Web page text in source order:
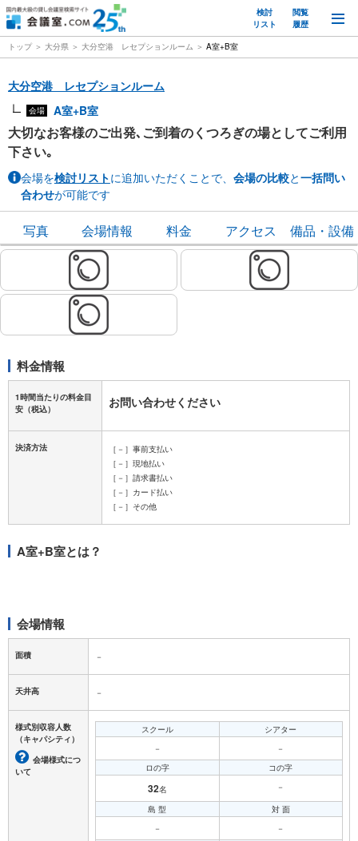
検討
リスト
閲覧
履歴
トップ 大分県 大分空港 レセプションルーム A室+B室
大分空港 レセプションルーム
会場 A室+B室
大切なお客様のご出発､ご到着のくつろぎの場としてご利用
下さい｡
会場を検討リストに追加いただくことで、 会場の比較と一括問い
合わせが可能です
写真 会場情報 料金 アクセス 備品・設備
料金情報
1時間当たりの料金目
安 （税込） お問い合わせください
決済方法
［－］事前支払い
［－］現地払い
［－］請求書払い
［－］カード払い
［－］その他
A室+B室とは？
会場情報
面積 －
天井高 －
様式別収容人数
（キャパシティ）
会場様式につ
いて
スクール
－
シアター
－
ロの字
32名
コの字
－
島 型
－
対 面
－